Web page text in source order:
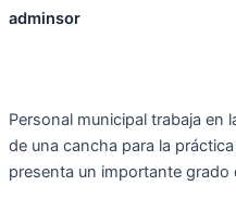
adminsor
Personal municipal trabaja en
de una cancha para la
presenta un importante grado